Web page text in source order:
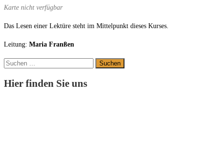
Karte nicht verfügbar
Das Lesen einer Lektüre steht im Mittelpunkt dieses Kurses.
Leitung: Maria Franßen
Suchen
Hier finden Sie uns